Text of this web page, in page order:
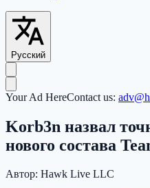
Русский
Your Ad HereContact us:
Korb3n назвал
нового состава
Автор: Hawk Live LLC